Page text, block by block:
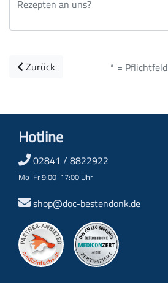
Zurück * = Pflichtfeld
Hotline
02841 / 8822922
Mo-Fr 9:00-17:00 Uhr
shop@doc-bestendonk.de